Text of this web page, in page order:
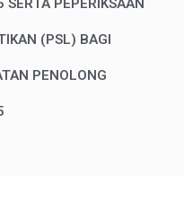
SERTA PEPERIKSAAN
(PSL) BAGI
PENOLONG